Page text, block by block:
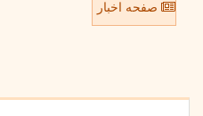
صفحه اخبار